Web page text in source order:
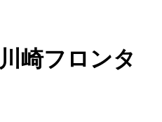
川崎フロンタ